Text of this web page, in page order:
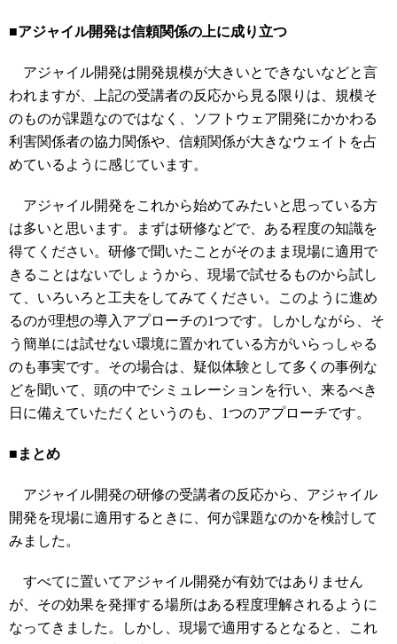
■アジャイル開発は信頼関係の上に成り立つ
アジャイル開発は開発規模が大きいとできないなどと言
われますが、上記の受講者の反応から見る限りは、規模そ
のものが課題なのではなく、ソフトウェア開発にかかわる
利害関係者の協力関係や、信頼関係が大きなウェイトを占
めているように感じています。
アジャイル開発をこれから始めてみたいと思っている方
は多いと思います。まずは研修などで、ある程度の知識を
得てください。研修で聞いたことがそのまま現場に適用で
きることはないでしょうから、現場で試せるものから試し
て、いろいろと工夫をしてみてください。このように進め
るのが理想の導入アプローチの1つです。しかしながら、そ
う簡単には試せない環境に置かれている方がいらっしゃる
のも事実です。その場合は、疑似体験として多くの事例な
どを聞いて、頭の中でシミュレーションを行い、来るべき
日に備えていただくというのも、1つのアプローチです。
■まとめ
アジャイル開発の研修の受講者の反応から、アジャイル
開発を現場に適用するときに、何が課題なのかを検討して
みました。
すべてに置いてアジャイル開発が有効ではありません
が、その効果を発揮する場所はある程度理解されるように
なってきました。しかし、現場で適用するとなると、これ